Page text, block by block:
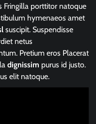
Fringilla porttitor natoque
hymenaeos amet
suscipit. Suspendisse
netus
Pretium eros Placerat
dignissim purus id justo.
elit natoque.